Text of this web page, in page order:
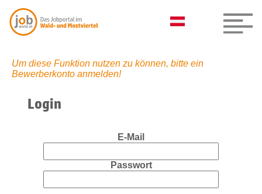
Um diese Funktion nutzen zu können, bitte ein
Bewerberkonto anmelden!
Login
E-Mail
Passwort